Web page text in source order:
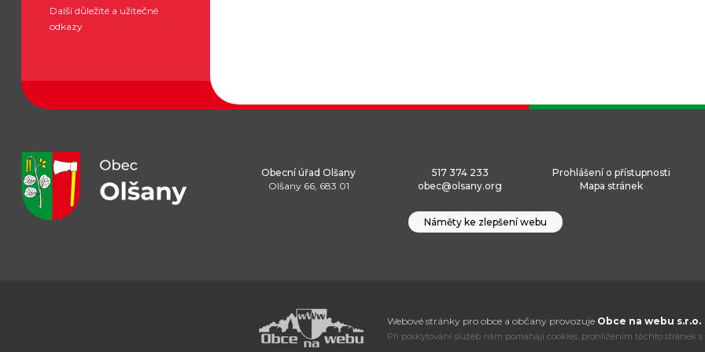
Další důležité a užitečné
odkazy
Obecní úřad Olšany
Olšany 66, 683 01
517 374 233
obec@olsany.org
Prohlášení o přístupnosti
Mapa stránek
Náměty ke zlepšení webu
Webové stránky pro obce a občany provozuje Obce na webu s.r.o.
Při poskytování služeb nám pomáhají cookies, prohlížením těchto stránek